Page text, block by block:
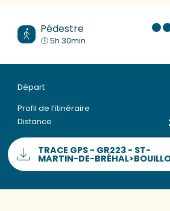
Pédestre
5h 30min
Départ
Profil de l’itinéraire
Distance
TRACE GPS - GR223 - ST-
MARTIN-DE-